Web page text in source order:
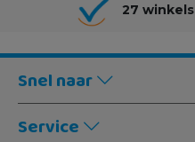
27 winkels
Snel naar
Service